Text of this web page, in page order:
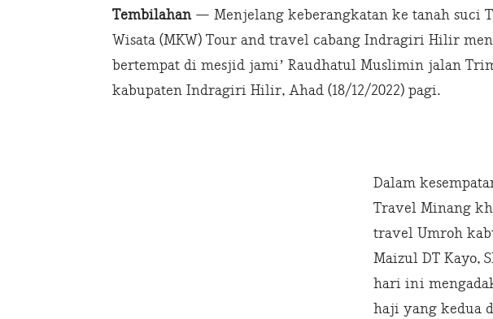
Tembilahan— Menjelang keberangkatan ke tanah suci
Wisata (MKW) Tour and travel cabang Indragiri Hilir
bertempat di mesjid jami’ Raudhatul Muslimin jalan
kabupaten Indragiri Hilir, Ahad (18/12/2022) pagi.
Dalam
Travel Minang
travel Umroh
Maizul DT Kayo,
hari ini
haji yang kedua